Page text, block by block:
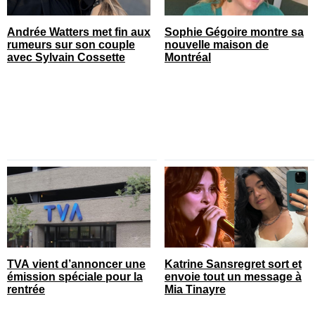
Andrée Watters met fin aux
rumeurs sur son couple
avec Sylvain Cossette
Sophie Gégoire montre sa
nouvelle maison de
Montréal
TVA vient d’annoncer une
émission spéciale pour la
rentrée
Katrine Sansregret sort et
envoie tout un message à
Mia Tinayre